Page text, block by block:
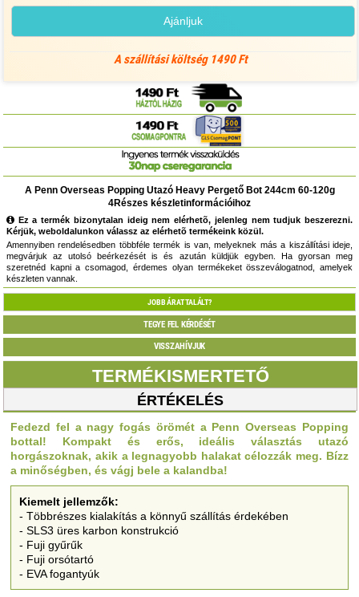
Ajánljuk
A szállítási költség 1490 Ft
A Penn Overseas Popping Utazó Heavy Pergető Bot 244cm 60-120g
4Részes készletinformációihoz
Ez a termék bizonytalan ideig nem elérhetõ, jelenleg nem tudjuk beszerezni.
Kérjük, weboldalunkon válassz az elérhetõ termékeink közül.
Amennyiben rendelésedben többféle termék is van, melyeknek más a kiszállítási ideje,
megvárjuk az utolsó beérkezését is és azután küldjük egyben. Ha gyorsan meg
szeretnéd kapni a csomagod, érdemes olyan termékeket összeválogatnod, amelyek
készleten vannak.
JOBB ÁRAT TALÁLT?
TEGYE FEL KÉRDÉSÉT
VISSZAHÍVJUK
TERMÉKISMERTETŐ
ÉRTÉKELÉS
Fedezd fel a nagy fogás örömét a Penn Overseas Popping
bottal! Kompakt és erős, ideális választás utazó
horgászoknak, akik a legnagyobb halakat célozzák meg. Bízz
a minőségben, és vágj bele a kalandba!
Kiemelt jellemzők:
- Többrészes kialakítás a könnyű szállítás érdekében
- SLS3 üres karbon konstrukció
- Fuji gyűrűk
- Fuji orsótartó
- EVA fogantyúk